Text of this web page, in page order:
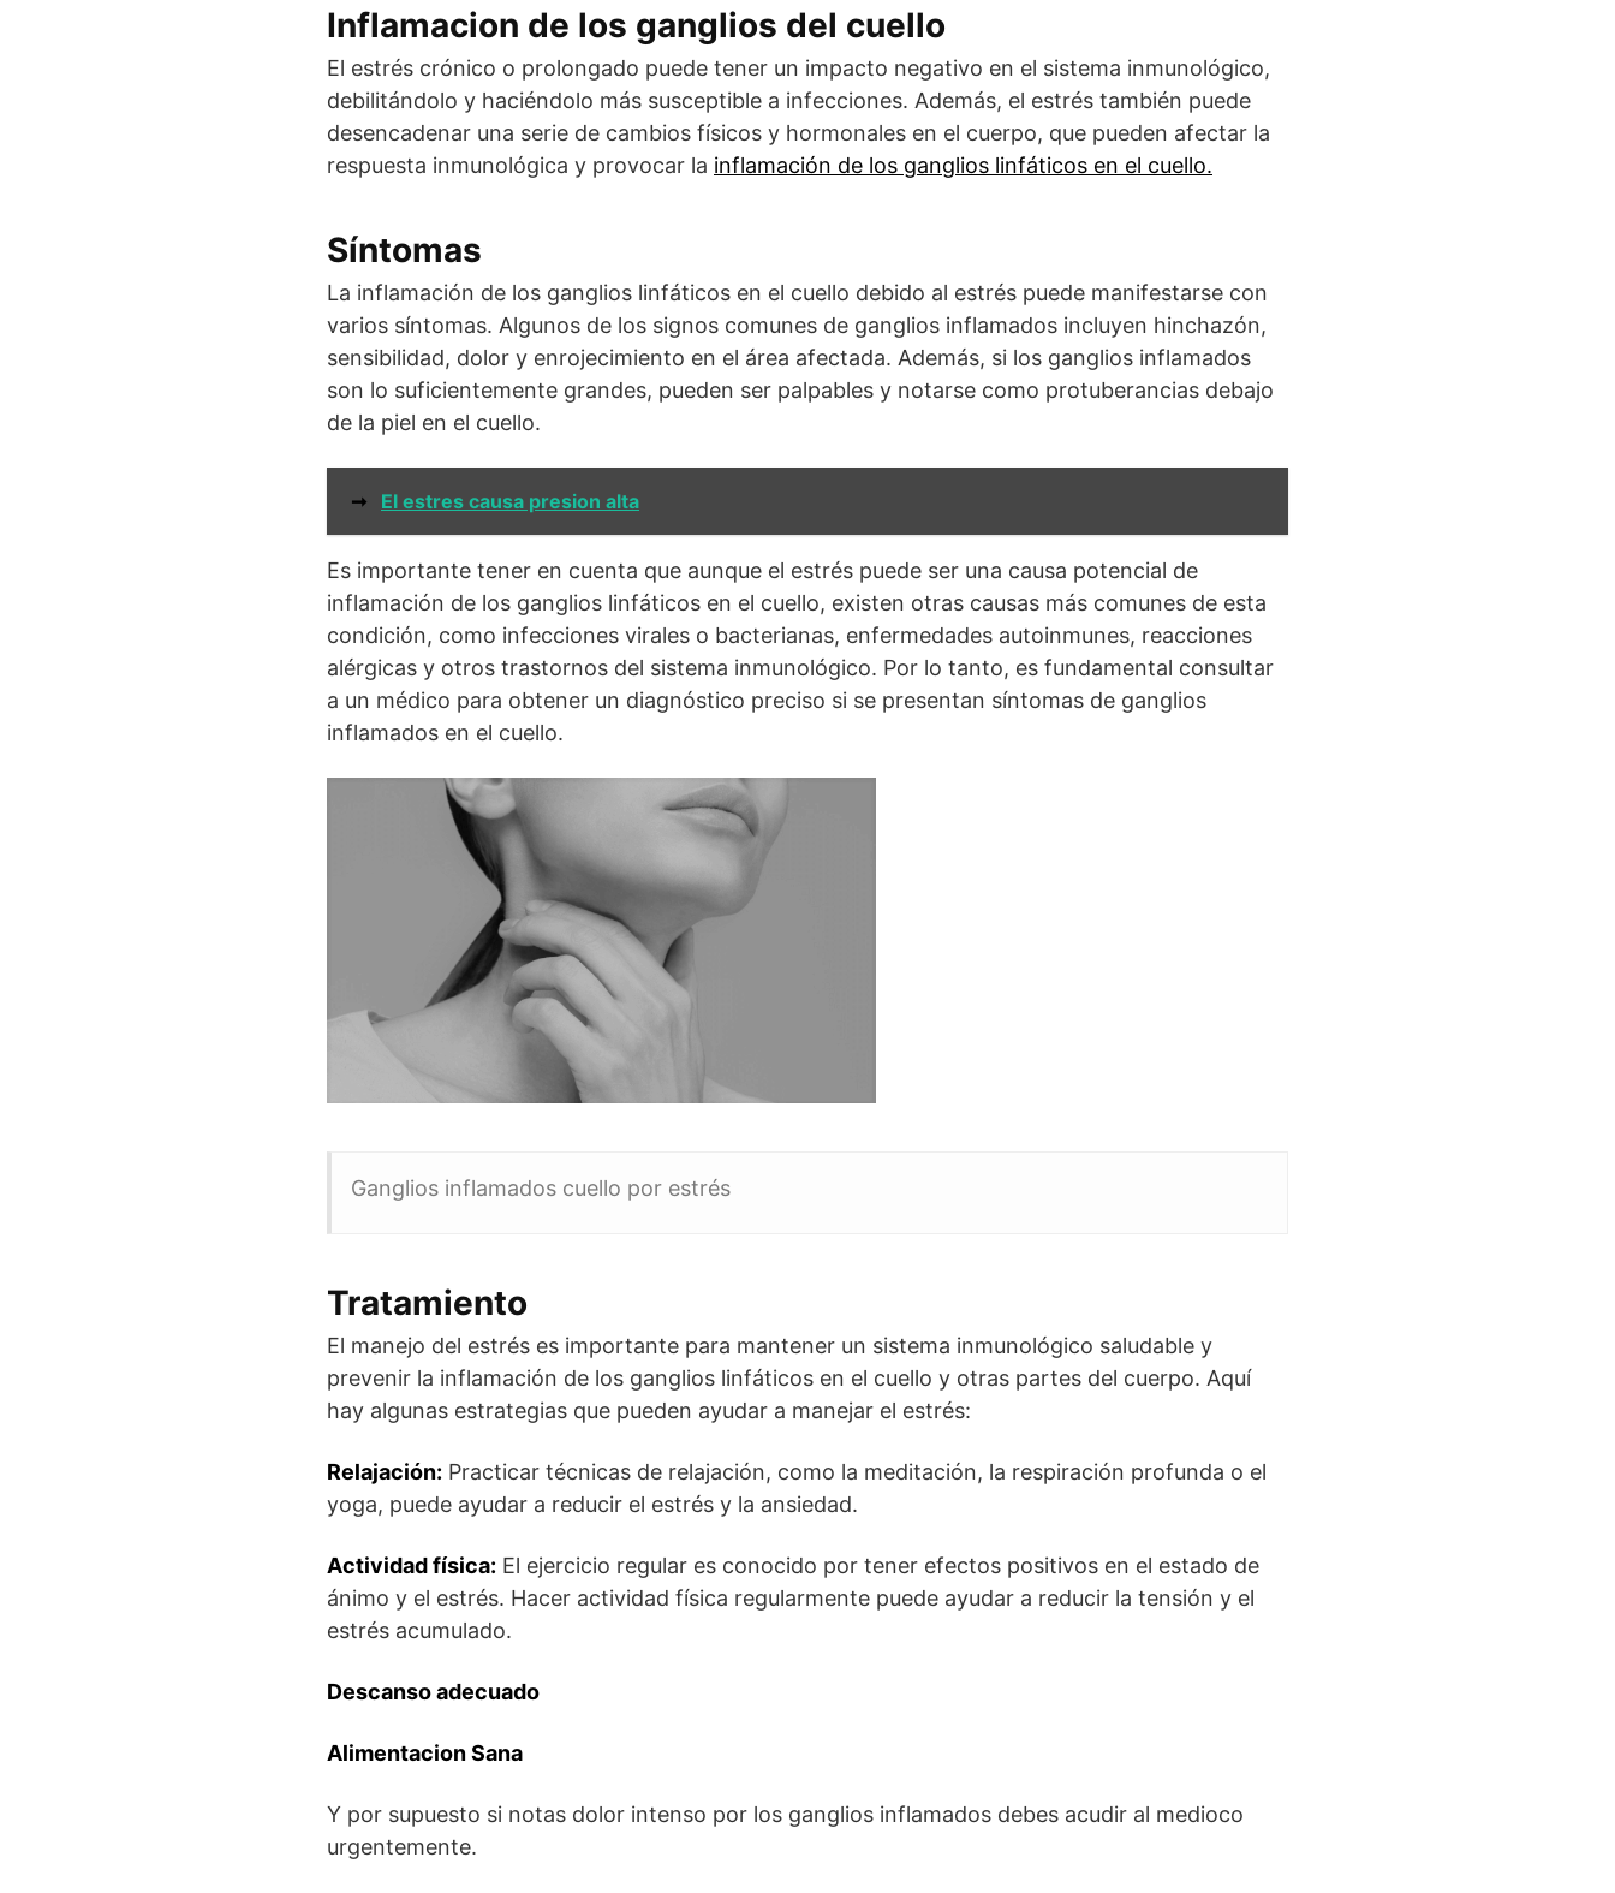
Inflamacion de los ganglios del cuello
El estrés crónico o prolongado puede tener un impacto negativo en el sistema inmunológico,
debilitándolo y haciéndolo más susceptible a infecciones. Además, el estrés también puede
desencadenar una serie de cambios físicos y hormonales en el cuerpo, que pueden afectar la
respuesta inmunológica y provocar la inflamación de los ganglios linfáticos en el cuello.
Síntomas
La inflamación de los ganglios linfáticos en el cuello debido al estrés puede manifestarse con
varios síntomas. Algunos de los signos comunes de ganglios inflamados incluyen hinchazón,
sensibilidad, dolor y enrojecimiento en el área afectada. Además, si los ganglios inflamados
son lo suficientemente grandes, pueden ser palpables y notarse como protuberancias debajo
de la piel en el cuello.
➞ El estres causa presion alta
Es importante tener en cuenta que aunque el estrés puede ser una causa potencial de
inflamación de los ganglios linfáticos en el cuello, existen otras causas más comunes de esta
condición, como infecciones virales o bacterianas, enfermedades autoinmunes, reacciones
alérgicas y otros trastornos del sistema inmunológico. Por lo tanto, es fundamental consultar
a un médico para obtener un diagnóstico preciso si se presentan síntomas de ganglios
inflamados en el cuello.
Ganglios inflamados cuello por estrés
Tratamiento
El manejo del estrés es importante para mantener un sistema inmunológico saludable y
prevenir la inflamación de los ganglios linfáticos en el cuello y otras partes del cuerpo. Aquí
hay algunas estrategias que pueden ayudar a manejar el estrés:
Relajación: Practicar técnicas de relajación, como la meditación, la respiración profunda o el
yoga, puede ayudar a reducir el estrés y la ansiedad.
Actividad física: El ejercicio regular es conocido por tener efectos positivos en el estado de
ánimo y el estrés. Hacer actividad física regularmente puede ayudar a reducir la tensión y el
estrés acumulado.
Descanso adecuado
Alimentacion Sana
Y por supuesto si notas dolor intenso por los ganglios inflamados debes acudir al medioco
urgentemente.